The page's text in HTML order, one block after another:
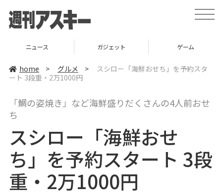
t
o
v
t
i
ニュース ガジェット ゲーム
home > グルメ >
スシロー「海鮮おせち」を予約スタ
ート 3段重・2万1000円
「鯛の姿焼き」など海鮮盛りだくさんの4人前おせ
ち
スシロー「海鮮おせ
ち」を予約スタート 3段
重・2万1000円